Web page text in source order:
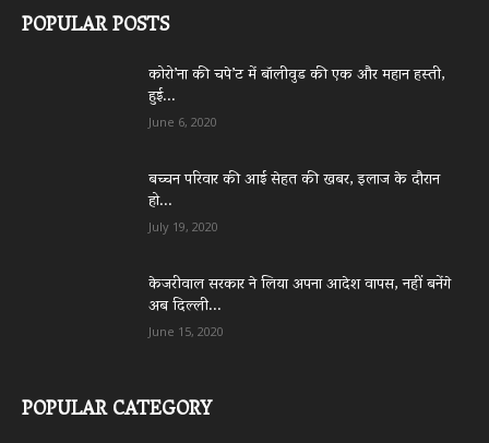
POPULAR POSTS
कोरो’ना की चपे’ट में बॉलीवुड की एक और महान हस्ती,
हुई...
June 6, 2020
बच्चन परिवार की आई सेहत की खबर, इलाज के दौरान
हो...
July 19, 2020
केजरीवाल सरकार ने लिया अपना आदेश वापस, नहीं बनेंगे
अब दिल्ली...
June 15, 2020
POPULAR CATEGORY